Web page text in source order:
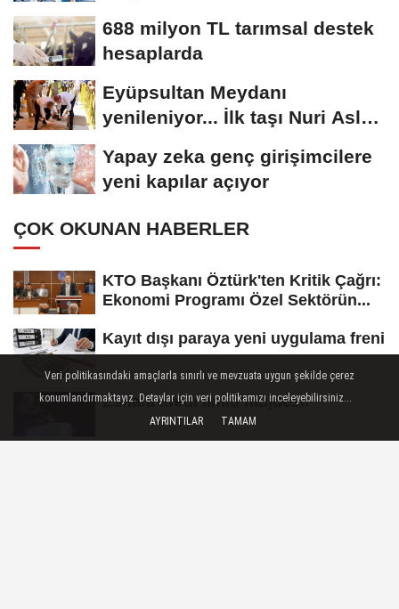
688 milyon TL tarımsal destek
hesaplarda
Eyüpsultan Meydanı
yenileniyor... İlk taşı Nuri Aslan
Yapay zeka genç girişimcilere
yeni kapılar açıyor
ÇOK OKUNAN HABERLER
KTO Başkanı Öztürk'ten Kritik Çağrı:
Ekonomi Programı Özel Sektörün...
Kayıt dışı paraya yeni uygulama freni
Esnafa kredi limiti müjdesi!
Veri politikasındaki amaçlarla sınırlı ve mevzuata uygun şekilde çerez
konumlandırmaktayız. Detaylar için veri politikamızı inceleyebilirsiniz...
AYRINTILAR
TAMAM